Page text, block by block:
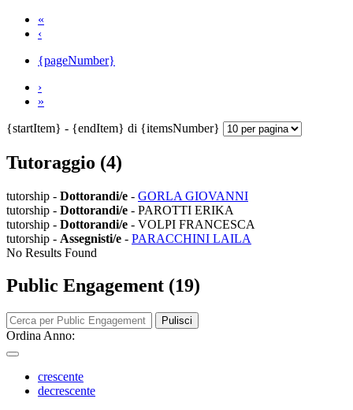
«
‹
{pageNumber}
›
»
{startItem} - {endItem} di {itemsNumber}
Tutoraggio (4)
tutorship - Dottorandi/e - GORLA GIOVANNI
tutorship - Dottorandi/e - PAROTTI ERIKA
tutorship - Dottorandi/e - VOLPI FRANCESCA
tutorship - Assegnisti/e - PARACCHINI LAILA
No Results Found
Public Engagement (19)
Pulisci
Ordina Anno:
crescente
decrescente